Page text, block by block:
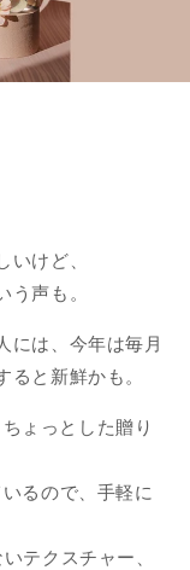
けど、
声も。
には、今年は毎月
と新鮮かも。
ょっとした贈り
るので、手軽に
テクスチャー、